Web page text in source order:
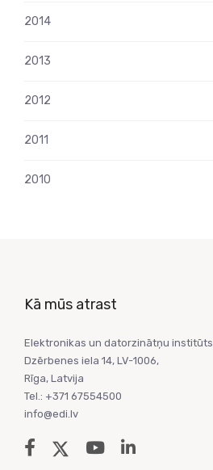
2014
2013
2012
2011
2010
Kā mūs atrast
Elektronikas un datorzinātņu institūts
Dzērbenes iela 14, LV-1006,
Rīga, Latvija
Tel.: +371 67554500
info@edi.lv